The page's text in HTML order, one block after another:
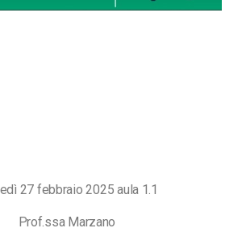
27 febbraio 2025 aula 1.1
Prof.ssa Marzano